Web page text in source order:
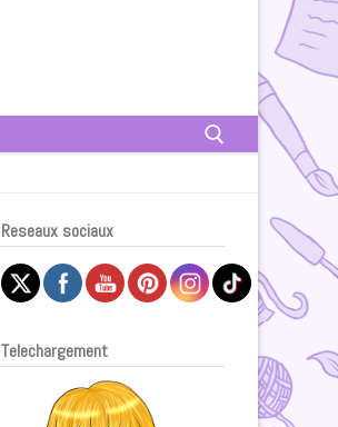
Reseaux sociaux
Telechargement